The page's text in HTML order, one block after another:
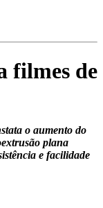
filmes de
o aumento do
plana
e facilidade